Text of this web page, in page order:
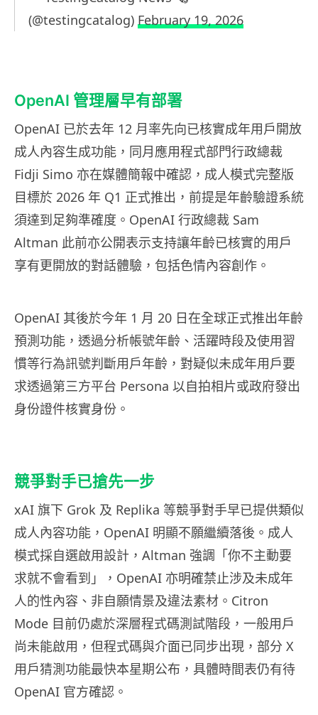
(@testingcatalog) February 19, 2026
OpenAI 管理層早有部署
OpenAI 已於去年 12 月率先向已核實成年用戶開放
成人內容生成功能，同月應用程式部門行政總裁
Fidji Simo 亦在媒體簡報中確認，成人模式完整版
目標於 2026 年 Q1 正式推出，前提是年齡驗證系統
須達到足夠準確度。OpenAI 行政總裁 Sam
Altman 此前亦公開表示支持讓年齡已核實的用戶
享有更開放的對話體驗，包括色情內容創作。
OpenAI 其後於今年 1 月 20 日在全球正式推出年齡
預測功能，透過分析帳號年齡、活躍時段及使用習
慣等行為訊號判斷用戶年齡，對疑似未成年用戶要
求透過第三方平台 Persona 以自拍相片或政府發出
身份證件核實身份。
競爭對手已搶先一步
xAI 旗下 Grok 及 Replika 等競爭對手早已提供類似
成人內容功能，OpenAI 明顯不願繼續落後。成人
模式採自選啟用設計，Altman 強調「你不主動要
求就不會看到」，OpenAI 亦明確禁止涉及未成年
人的性內容、非自願情景及違法素材。Citron
Mode 目前仍處於深層程式碼測試階段，一般用戶
尚未能啟用，但程式碼與介面已同步出現，部分 X
用戶猜測功能最快本星期公布，具體時間表仍有待
OpenAI 官方確認。